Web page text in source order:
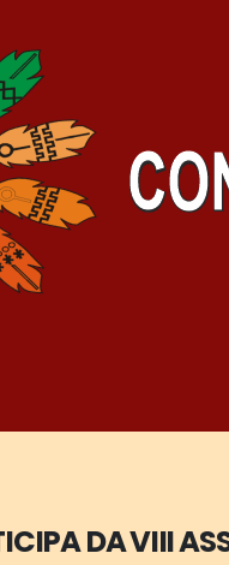
DA VIII